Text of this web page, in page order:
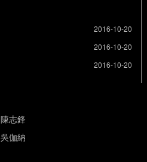
2016-10-20
2016-10-20
2016-10-20
陳志鋒
吳伽納